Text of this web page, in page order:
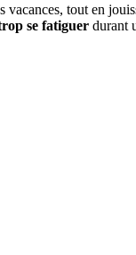
tout en
se fatiguer durant